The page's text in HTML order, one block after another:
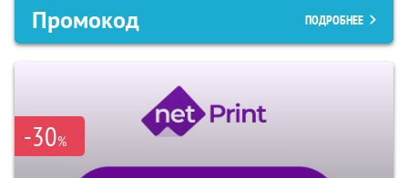
Промокод ПОДРОБНЕЕ
-30%